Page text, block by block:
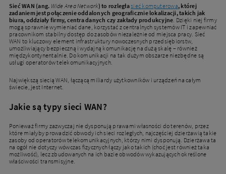
Sieć WAN (ang. Wide Area Network) to rozległasieć komputerowa, której
zadaniem jest połączenie oddalonych geograficznie lokalizacji, takich jak
biura, oddziały firmy, centra danych czy zakłady produkcyjne . Dzięki niej firmy
mogą sprawnie wymieniać dane, korzystać z centralnych systemów IT i zapewniać
pracownikom stabilny dostęp do zasobów niezależnie od miejsca pracy. Sieć
WAN to kluczowy element infrastruktury nowoczesnych przedsiębiorstw,
umożliwiający bezpieczną i wydajną komunikację na dużą skalę – również
międzykontynentalnie. Do komunikacji na tak dużym obszarze niezbędne są
usługi operatorów telekomunikacyjnych.
Największą siecią WAN, łączącą miliardy użytkowników i urządzeń na całym
świecie, jest Internet.
Jakie są typy sieci WAN?
Ponieważ firmy zazwyczaj nie dysponują prawami własności do terenów, przez
które miałyby prowadzić obwody ich sieci rozległych, najczęściej dzierżawią takie
zasoby od operatorów telekomunikacyjnych, którzy nimi dysponują. Dzierżawa ta
na ogół nie dotyczy wówczas fizycznych łączy jako takich (choć jest również taka
możliwość), lecz zbudowanych na ich bazie obwodów wykazujących określone
właściwości transmisyjne.